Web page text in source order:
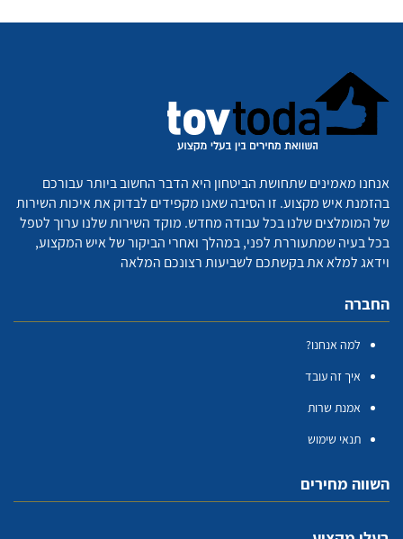
אנחנו מאמינים שתחושת הביטחון היא הדבר החשוב ביותר עבורכם
בהזמנת איש מקצוע. זו הסיבה שאנו מקפידים לבדוק את איכות השירות
של המומלצים שלנו בכל עבודה מחדש. מוקד השירות שלנו ערוך לטפל
בכל בעיה שמתעוררת לפני, במהלך ואחרי הביקור של איש המקצוע,
וידאג למלא את בקשתכם לשביעות רצונכם המלאה
החברה
למה אנחנו?
איך זה עובד
אמנת שרות
תנאי שימוש
השווה מחירים